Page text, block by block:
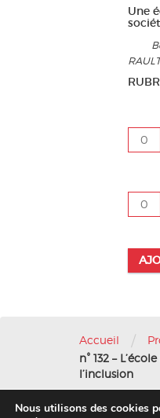
Une
RAULT
de
n°
132
PDF
de
-
132
Accueil /
n° 132 –
l’inclusion
Nous
Nous utilisons des cookies